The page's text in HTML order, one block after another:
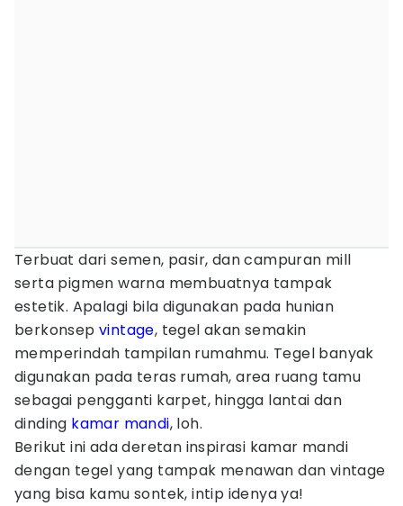
Terbuat dari semen, pasir, dan campuran mill
serta pigmen warna membuatnya tampak
estetik. Apalagi bila digunakan pada hunian
berkonsepvintage, tegel akan semakin
memperindah tampilan rumahmu. Tegel banyak
digunakan pada teras rumah, area ruang tamu
sebagai pengganti karpet, hingga lantai dan
dinding kamar mandi, loh.
Berikut ini ada deretan inspirasi kamar mandi
dengan tegel yang tampak menawan dan vintage
yang bisa kamu sontek, intip idenya ya!